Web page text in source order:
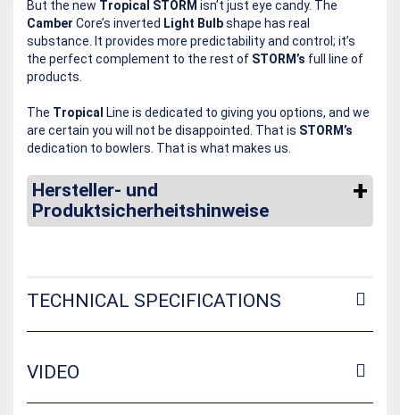
But the new Tropical STORM isn’t just eye candy. The
Camber Core’s inverted Light Bulbshape has real
substance. It provides more predictability and control; it’s
the perfect complement to the rest of STORM’s full line of
products.
The Tropical
Line is dedicated to giving you options, and we
are certain you will not be disappointed. That is STORM’s
dedication to bowlers. That is what makes us.
Hersteller- und
Produktsicherheitshinweise
TECHNICAL SPECIFICATIONS
VIDEO